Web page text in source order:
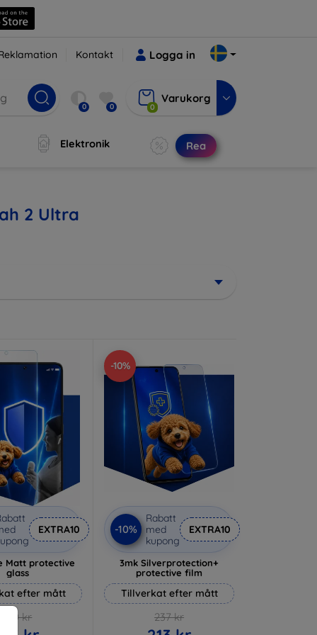
Kontakt Logga in
0 0 0
Varukorg
Elektronik Rea
2 Ultra
EXTRA10
Matt protective
glass
efter mått
170 kr
-10%
-10%
Rabatt
med
kupong
EXTRA10
3mk Silverprotection+
protective film
Tillverkat efter mått
237 kr